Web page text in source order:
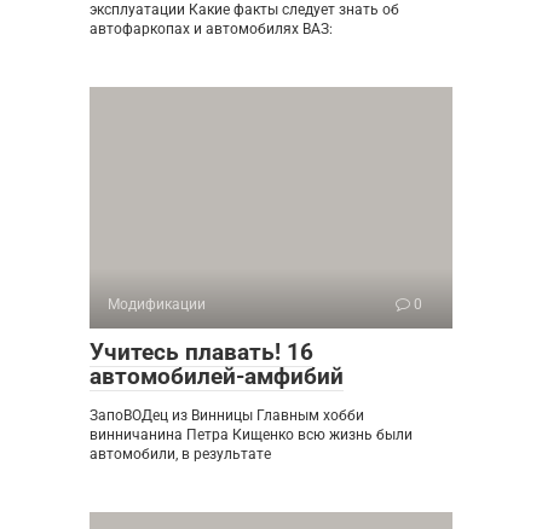
эксплуатации Какие факты следует знать об
автофаркопах и автомобилях ВАЗ:
Модификации 0
Учитесь плавать! 16
автомобилей-амфибий
ЗапоВОДец из Винницы Главным хобби
винничанина Петра Кищенко всю жизнь были
автомобили, в результате